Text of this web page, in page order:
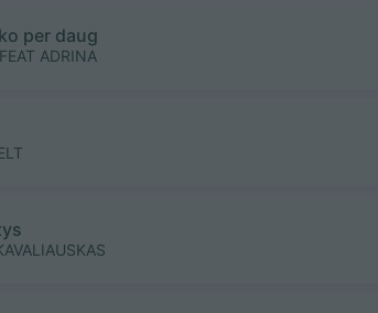
per daug
ADRINA